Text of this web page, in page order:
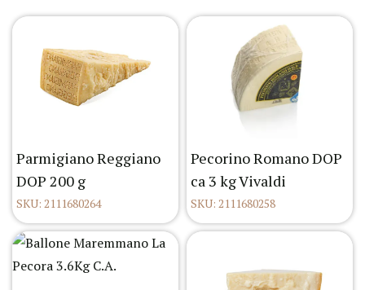
Parmigiano Reggiano
DOP 200 g
SKU: 2111680264
Pecorino Romano DOP
ca 3 kg Vivaldi
SKU: 2111680258